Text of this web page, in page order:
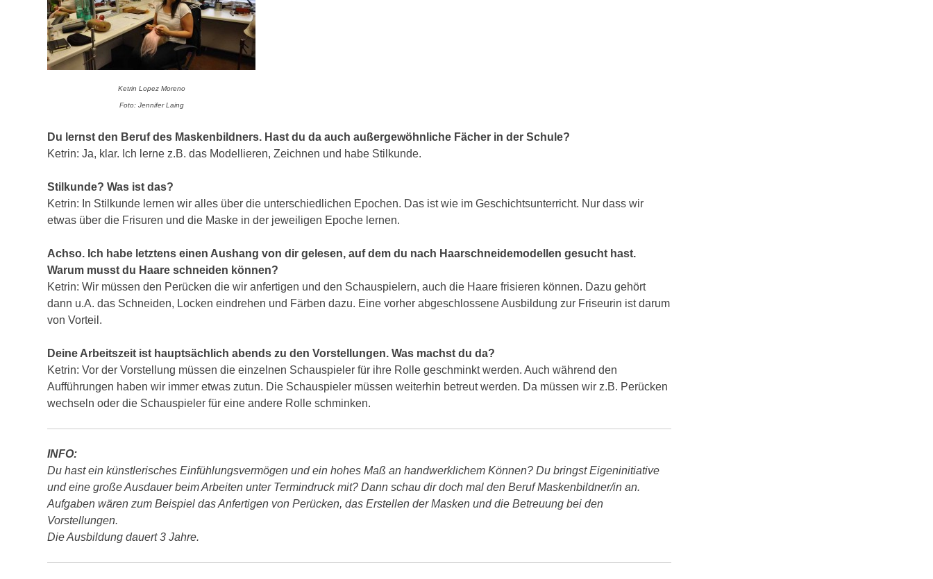
Ketrin Lopez Moreno
Foto: Jennifer Laing
Du lernst den Beruf des Maskenbildners. Hast du da auch außergewöhnliche Fächer in der Schule?
Ketrin: Ja, klar. Ich lerne z.B. das Modellieren, Zeichnen und habe Stilkunde.
Stilkunde? Was ist das?
Ketrin: In Stilkunde lernen wir alles über die unterschiedlichen Epochen. Das ist wie im Geschichtsunterricht. Nur dass wir
etwas über die Frisuren und die Maske in der jeweiligen Epoche lernen.
Achso. Ich habe letztens einen Aushang von dir gelesen, auf dem du nach Haarschneidemodellen gesucht hast.
Warum musst du Haare schneiden können?
Ketrin: Wir müssen den Perücken die wir anfertigen und den Schauspielern, auch die Haare frisieren können. Dazu gehört
dann u.A. das Schneiden, Locken eindrehen und Färben dazu. Eine vorher abgeschlossene Ausbildung zur Friseurin ist darum
von Vorteil.
Deine Arbeitszeit ist hauptsächlich abends zu den Vorstellungen. Was machst du da?
Ketrin: Vor der Vorstellung müssen die einzelnen Schauspieler für ihre Rolle geschminkt werden. Auch während den
Aufführungen haben wir immer etwas zutun. Die Schauspieler müssen weiterhin betreut werden. Da müssen wir z.B. Perücken
wechseln oder die Schauspieler für eine andere Rolle schminken.
INFO:
Du hast ein künstlerisches Einfühlungsvermögen und ein hohes Maß an handwerklichem Können? Du bringst Eigeninitiative
und eine große Ausdauer beim Arbeiten unter Termindruck mit? Dann schau dir doch mal den Beruf Maskenbildner/in an.
Aufgaben wären zum Beispiel das Anfertigen von Perücken, das Erstellen der Masken und die Betreuung bei den
Vorstellungen.
Die Ausbildung dauert 3 Jahre.